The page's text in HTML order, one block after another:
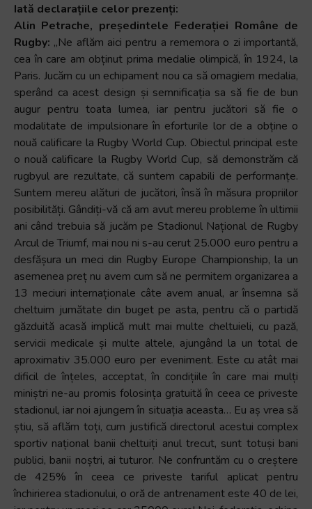
the
content.
Iată declarațiile celor prezenți:
Alin Petrache, președintele Federației Române de
Rugby: „Ne aflăm aici pentru a rememora o zi importantă,
cea în care am obținut prima medalie olimpică, în 1924, la
Paris. Jucăm cu un echipament nou ca să omagiem medalia,
sperând ca acest design și semnificația sa să fie de bun
augur pentru toata lumea, iar pentru jucători să fie o
modalitate de impulsionare în eforturile lor de a obține o
nouă calificare la Rugby World Cup. Obiectul principal este
o nouă calificare la Rugby World Cup, să demonstrăm că
rugbyul are rezultate, că suntem capabili de performanțe.
Suntem mereu alături de jucători, însă în măsura propriilor
posibilități. Gândiți-vă că am avut mereu probleme în ultimii
ani când trebuia să jucăm pe Stadionul Național de Rugby
Arcul de Triumf, mai nou ni s-au cerut 25.000 euro pentru a
desfășura un meci din Rugby Europe Championship, la un
asemenea preț nu avem cum să ne permitem organizarea a
13 meciuri internaționale câte avem anual, ar însemna să
cheltuim jumătate din buget pe asta, pentru că o partidă
găzduită acasă implică mult mai multe cheltuieli, cu pază,
servicii medicale și multe altele, ajungând la un total de
aproximativ 35.000 euro per eveniment. Este cu atât mai
dificil de înțeles, acceptat, în condițiile în care mai mulți
miniștri ne-au promis folosința gratuită în ceea ce priveste
stadionul, iar noi ajungem în situația aceasta… Eu aș vrea să
știu, să aflăm toți, cum justifică directorul acestui complex
sportiv național banii cheltuiți anul trecut, sunt totuși bani
publici, banii noștri, ai tuturor. Ne confruntăm cu o creștere
de 425% în ceea ce priveste tariful aplicat pentru
închirierea stadionului, o oră de antrenament este 40 de lei,